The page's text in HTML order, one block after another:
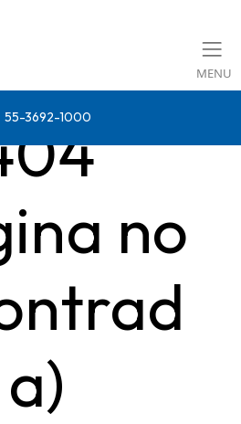
MENU
55-3692-1000
no
a)